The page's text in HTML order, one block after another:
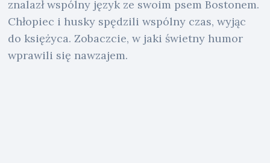
znalazł wspólny język ze swoim psem Bostonem.
Chłopiec i husky spędzili wspólny czas, wyjąc
do księżyca. Zobaczcie, w jaki świetny humor
wprawili się nawzajem.